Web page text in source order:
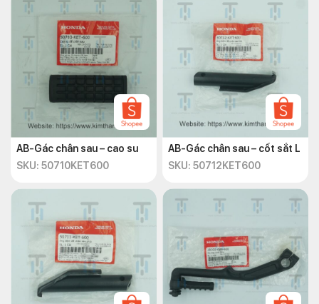
AB-Gác chân sau – cao su
SKU: 50710KET600
AB-Gác chân sau – cốt sắt L
SKU: 50712KET600